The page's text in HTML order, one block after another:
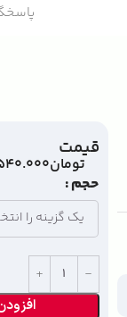
پاسخگویی
قیمت
تومان
حجم